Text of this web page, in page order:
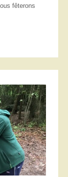
fêterons